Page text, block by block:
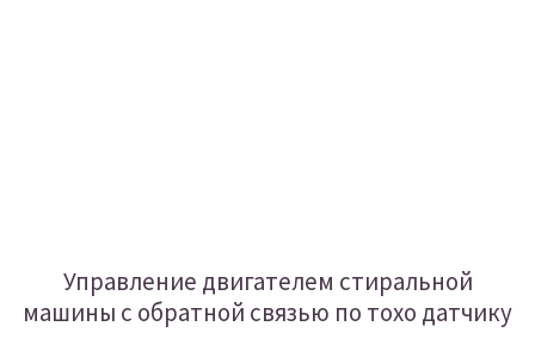
Управление двигателем стиральной
машины с обратной связью по тохо датчику